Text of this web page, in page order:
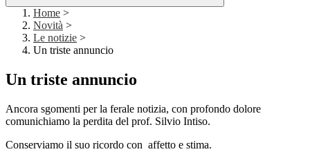
Home >
Novità >
Le notizie >
Un triste annuncio
Un triste annuncio
Ancora sgomenti per la ferale notizia, con profondo dolore
comunichiamo la perdita del prof. Silvio Intiso.
Conserviamo il suo ricordo con affetto e stima.